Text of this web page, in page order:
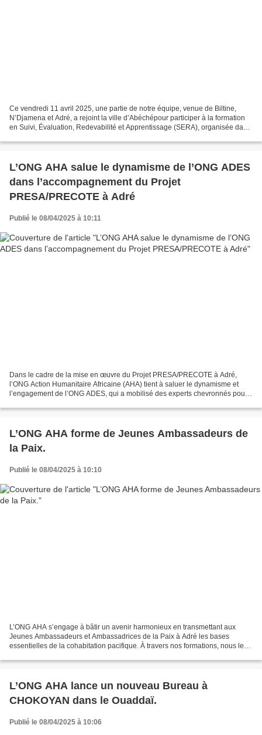
Ce vendredi 11 avril 2025, une partie de notre équipe, venue de Biltine,
N’Djamena et Adré, a rejoint la ville d’Abéchépour participer à la formation
en Suivi, Évaluation, Redevabilité et Apprentissage (SERA), organisée dans
L’ONG AHA salue le dynamisme de l’ONG ADES
dans l’accompagnement du Projet
PRESA/PRECOTE à Adré
Publié le 08/04/2025 à 10:11
Dans le cadre de la mise en œuvre du Projet PRESA/PRECOTE à Adré,
l’ONG Action Humanitaire Africaine (AHA) tient à saluer le dynamisme et
l’engagement de l’ONG ADES, qui a mobilisé des experts chevronnés pour
L’ONG AHA forme de Jeunes Ambassadeurs de
la Paix.
Publié le 08/04/2025 à 10:10
L’ONG AHA s’engage à bâtir un avenir harmonieux en transmettant aux
Jeunes Ambassadeurs et Ambassadrices de la Paix à Adré les bases
essentielles de la cohabitation pacifique. À travers nos formations, nous leur
L’ONG AHA lance un nouveau Bureau à
CHOKOYAN dans le Ouaddaï.
Publié le 08/04/2025 à 10:06